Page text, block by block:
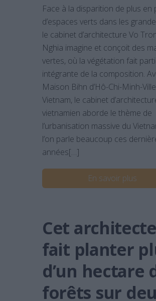
Face à la disparition de plus en
d’espaces verts dans les
le cabinet d’architecture Vo
Nghia imagine et conçoit des
vertes, où la végétation fait
intégrante de la composition.
Maison Bihn d’Hô-Chi-Minh-
Vietnam, le cabinet
vietnamien aborde le thème de
l’urbanisation massive du
l’on parle beaucoup ces
années[…]
En savoir plus
Cet
fait planter
d’un hectare
forêts sur